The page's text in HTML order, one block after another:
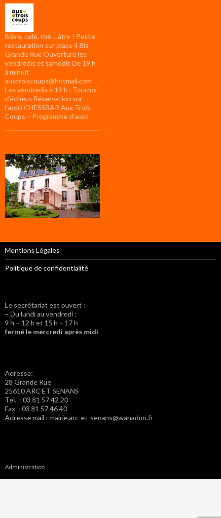
Bière, café, thé …âtre ! Petite
restauration sur place 4 Bis
Grande Rue Ouverture les
vendredis et samedis De 19 h
à minuit
auxtroiscoups@hotmail.com
Les vendredis à 19 h : Tournoi
d’échecs Réservation sur
l’appli CHESSBAR Aux Trois
Coups – Programme d’août
Mentions Légales
Politique de confidentialité
Le secrétariat est ouvert :
– Du lundi au vendredi :
9 h – 12 h et 15 h – 17 h
fermé le mercredi après midi
Adresse:
28 Grande Rue
25610 ARC ET SENANS
Tel. : 03 81 57 42 20
Fax : 03 81 57 46 40
Adresse mail : mairie.arc-et-senans@wanadoo.fr
Administration